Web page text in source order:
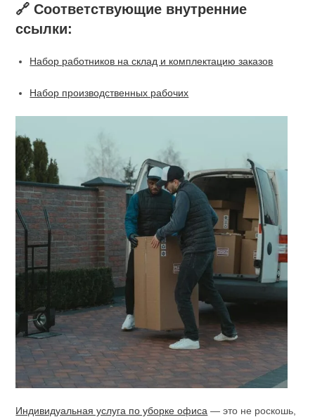
🔗 Соответствующие внутренние
ссылки:
Набор работников на склад и комплектацию заказов
Набор производственных рабочих
Индивидуальная услуга по уборке офиса — это не роскошь,